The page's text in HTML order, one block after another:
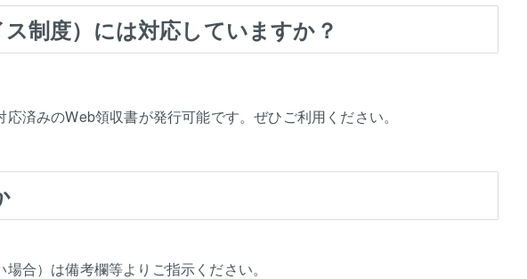
制度）には対応していますか？
済みのWeb領収書が発行可能です。ぜひご利用ください。
合）は備考欄等よりご指示ください。